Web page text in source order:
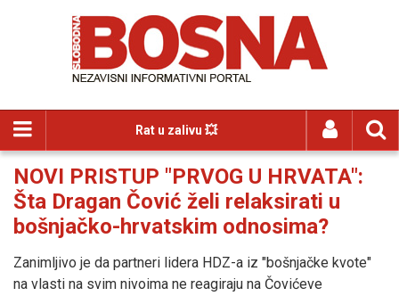
Rat u zalivu 💥
NOVI PRISTUP "PRVOG U HRVATA":
Šta Dragan Čović želi relaksirati u
bošnjačko-hrvatskim odnosima?
Zanimljivo je da partneri lidera HDZ-a iz "bošnjačke kvote"
na vlasti na svim nivoima ne reagiraju na Čovićeve